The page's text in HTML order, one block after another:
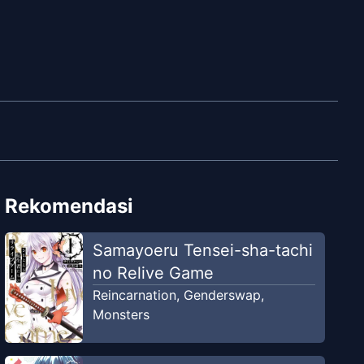
Rekomendasi
Samayoeru Tensei-sha-tachi
no Relive Game
Reincarnation, Genderswap,
Monsters